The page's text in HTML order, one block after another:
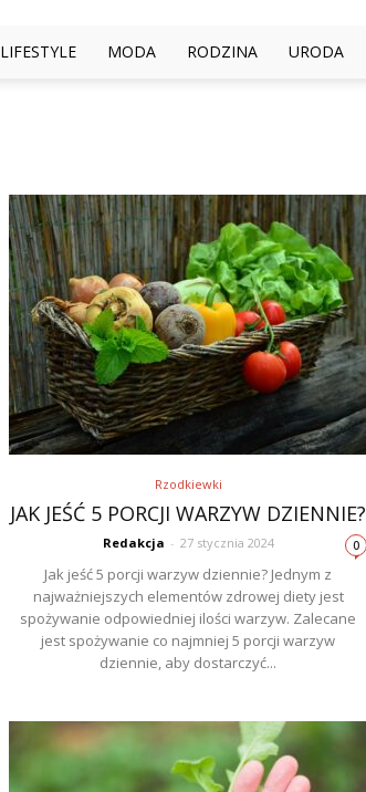
LIFESTYLE MODA RODZINA URODA
Rzodkiewki
JAK JEŚĆ 5 PORCJI WARZYW DZIENNIE?
Redakcja - 27 stycznia 2024 0
Jak jeść 5 porcji warzyw dziennie? Jednym z
najważniejszych elementów zdrowej diety jest
spożywanie odpowiedniej ilości warzyw. Zalecane
jest spożywanie co najmniej 5 porcji warzyw
dziennie, aby dostarczyć...